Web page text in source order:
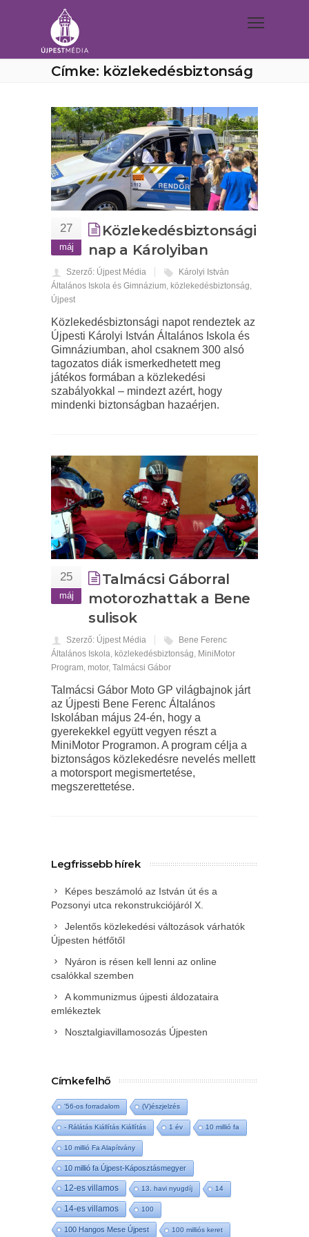
Címke: közlekedésbiztonság
27
máj
Közlekedésbiztonsági
nap a Károlyiban
Szerző: Újpest Média
Károlyi István
Általános Iskola és Gimnázium, közlekedésbiztonság,
Újpest
Közlekedésbiztonsági napot rendeztek az
Újpesti Károlyi István Általános Iskola és
Gimnáziumban, ahol csaknem 300 alsó
tagozatos diák ismerkedhetett meg
játékos formában a közlekedési
szabályokkal – mindezt azért, hogy
mindenki biztonságban hazaérjen.
25
máj
Talmácsi Gáborral
motorozhattak a Bene
sulisok
Szerző: Újpest Média
Bene Ferenc
Általános Iskola, közlekedésbiztonság, MiniMotor
Program, motor, Talmácsi Gábor
Talmácsi Gábor Moto GP világbajnok járt
az Újpesti Bene Ferenc Általános
Iskolában május 24-én, hogy a
gyerekekkel együtt vegyen részt a
MiniMotor Programon. A program célja a
biztonságos közlekedésre nevelés mellett
a motorsport megismertetése,
megszerettetése.
Legfrissebb hírek
Képes beszámoló az István út és a
Pozsonyi utca rekonstrukciójáról X.
Jelentős közlekedési változások várhatók
Újpesten hétfőtől
Nyáron is résen kell lenni az online
csalókkal szemben
A kommunizmus újpesti áldozataira
emlékeztek
Nosztalgiavillamosozás Újpesten
Címkefelhő
'56-os forradalom (V)észjelzés
- Rálátás Kiállítás Kiállítás 1 év 10 millió fa
10 millió Fa Alapítvány
10 millió fa Újpest-Káposztásmegyer
12-es villamos 13. havi nyugdíj 14
14-es villamos 100
100 Hangos Mese Újpest 100 milliós keret